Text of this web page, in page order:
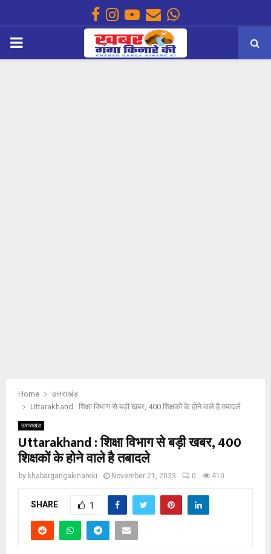
Facebook
Instagram
Youtube
EmailWhatsapp
PRIMARY
Home
उत्तराखंड
Uttarakhand : शिक्षा विभाग से बड़ी खबर, 400 शिक्षकों के होने वाले है तबादले
उत्तराखंड
Uttarakhand : शिक्षा विभाग से बड़ी खबर, 400
शिक्षकों के होने वाले है तबादले
by khabargangakinareki November 21, 2023 0 410
SHARE 1